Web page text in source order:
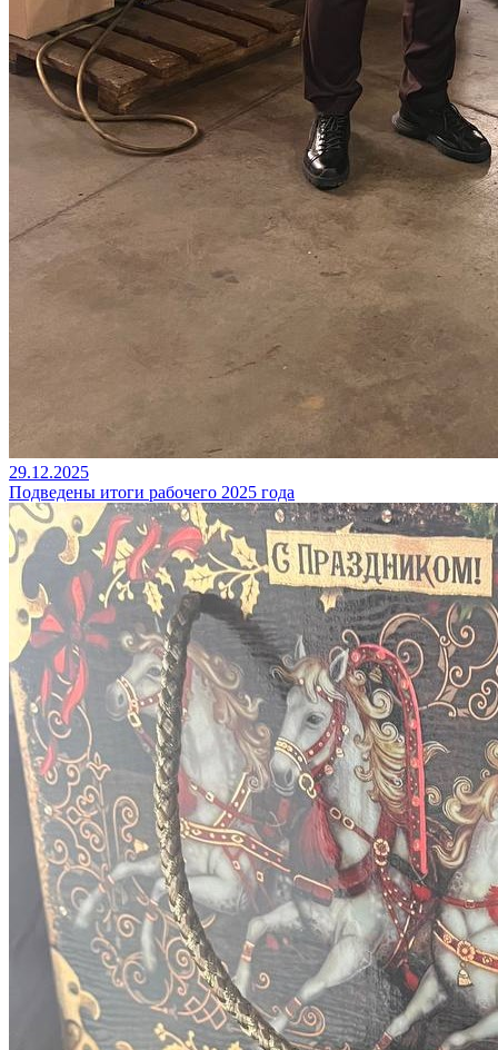
29.12.2025
Подведены итоги рабочего 2025 года